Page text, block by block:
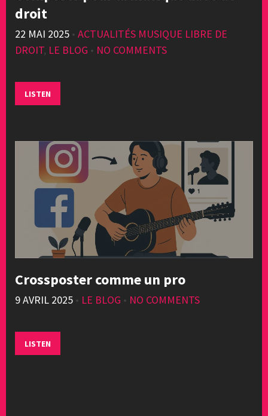
droit
22 MAI 2025 • ACTUALITÉS MUSIQUE LIBRE DE
DROIT, LE BLOG • NO COMMENTS
LISTEN
Crossposter comme un pro
9 AVRIL 2025 • LE BLOG • NO COMMENTS
LISTEN